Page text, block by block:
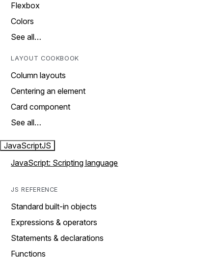
Flexbox
Colors
See all…
LAYOUT COOKBOOK
Column layouts
Centering an element
Card component
See all…
JavaScriptJS
JavaScript: Scripting language
JS REFERENCE
Standard built-in objects
Expressions & operators
Statements & declarations
Functions